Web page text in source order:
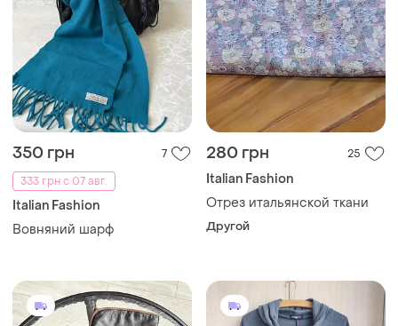
350 грн
7
333 грн с 07 авг.
Italian Fashion
Вовняний шарф
280 грн 25
Italian Fashion
Отрез итальянской ткани
Другой